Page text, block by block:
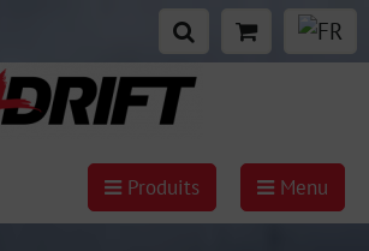
Produits Menu